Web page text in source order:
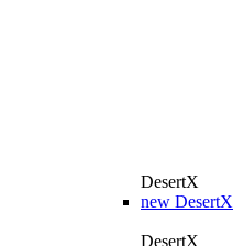
DesertX
new DesertX
DesertX